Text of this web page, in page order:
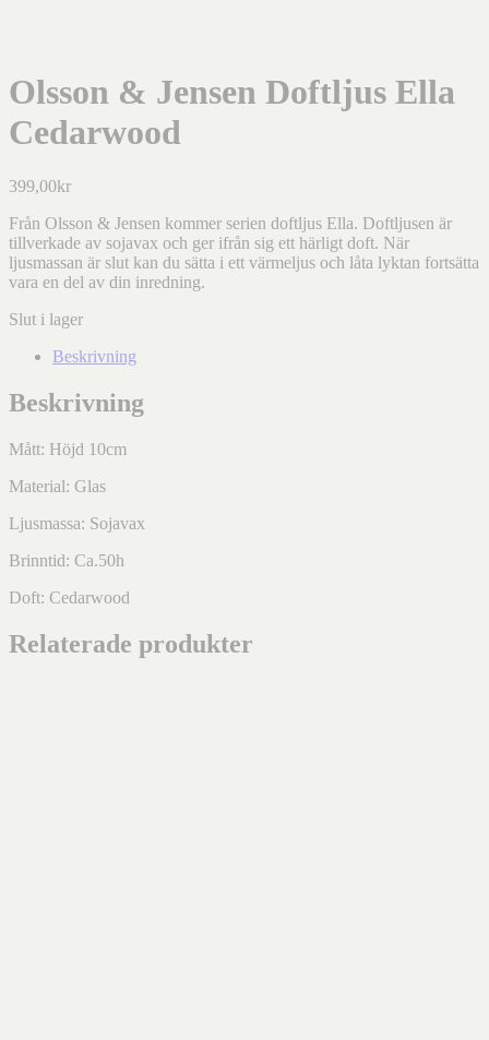
Olsson & Jensen Doftljus Ella
Cedarwood
399,00kr
Från Olsson & Jensen kommer serien doftljus Ella. Doftljusen är
tillverkade av sojavax och ger ifrån sig ett härligt doft. När
ljusmassan är slut kan du sätta i ett värmeljus och låta lyktan fortsätta
vara en del av din inredning.
Slut i lager
Beskrivning
Beskrivning
Mått: Höjd 10cm
Material: Glas
Ljusmassa: Sojavax
Brinntid: Ca.50h
Doft: Cedarwood
Relaterade produkter